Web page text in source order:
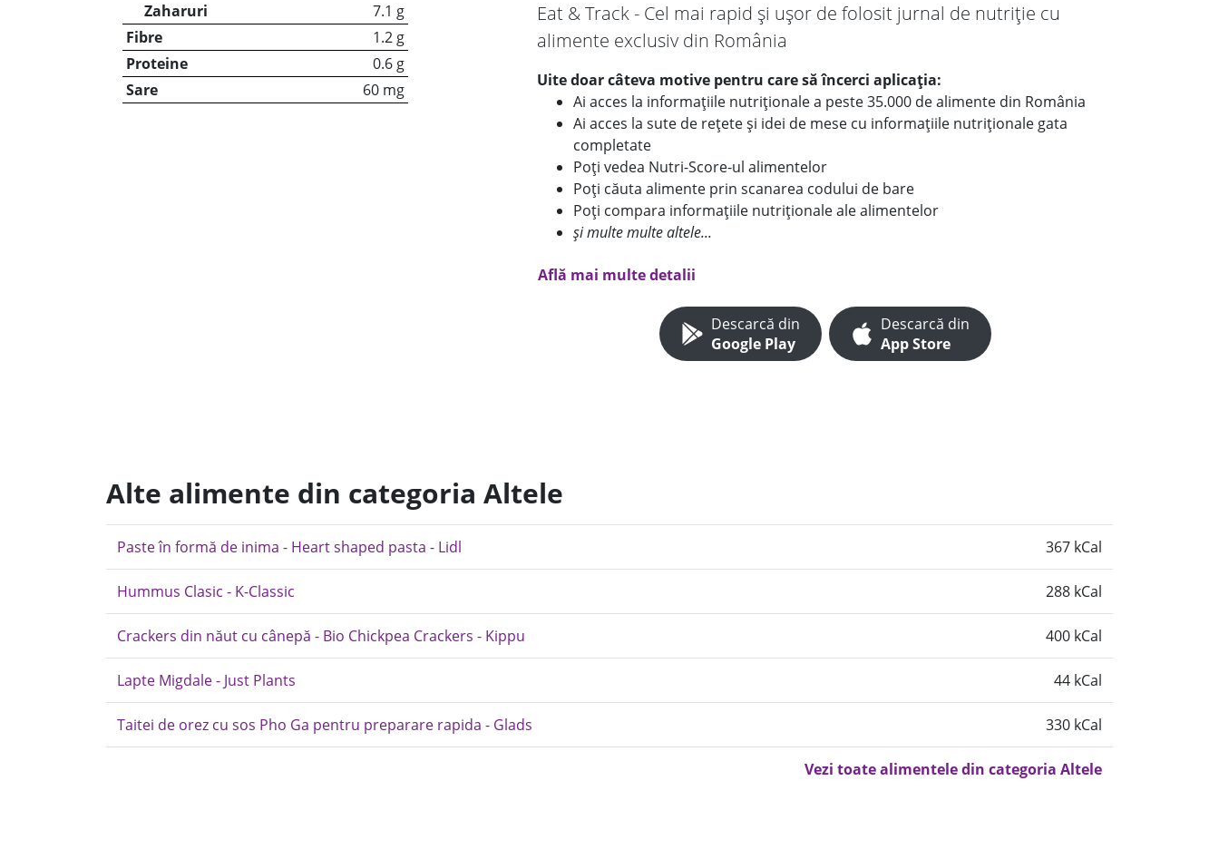
Zaharuri
7.1 g
Fibre
1.2 g
Proteine
0.6 g
Sare
60 mg
Eat & Track - Cel mai rapid și ușor de folosit jurnal de nutriție cu
alimente exclusiv din România
Uite doar câteva motive pentru care să încerci aplicația:
Ai acces la informațiile nutriționale a peste 35.000 de alimente din România
Ai acces la sute de rețete și idei de mese cu informațiile nutriționale gata
completate
Poți vedea Nutri-Score-ul alimentelor
Poți căuta alimente prin scanarea codului de bare
Poți compara informațiile nutriționale ale alimentelor
și multe multe altele...
Află mai multe detalii
Descarcă din
Google Play
Descarcă din
App Store
Alte alimente din categoria Altele
Paste în formă de inima - Heart shaped pasta - Lidl 367 kCal
Hummus Clasic - K-Classic 288 kCal
Crackers din năut cu cânepă - Bio Chickpea Crackers - Kippu 400 kCal
Lapte Migdale - Just Plants 44 kCal
Taitei de orez cu sos Pho Ga pentru preparare rapida - Glads 330 kCal
Vezi toate alimentele din categoria Altele